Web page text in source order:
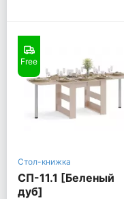
Free
Стол-книжка
СП-11.1 [Беленый
дуб]